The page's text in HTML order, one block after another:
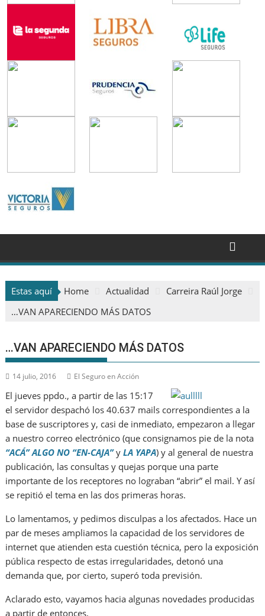
Estas aquí Home Actualidad
Carreira Raúl Jorge
…VAN APARECIENDO MÁS DATOS
…VAN APARECIENDO MÁS DATOS
14 julio, 2016 El Seguro en Acción
El jueves ppdo., a partir de las 15:17
el servidor despachó los 40.637 mails correspondientes a la
base de suscriptores y, casi de inmediato, empezaron a llegar
a nuestro correo electrónico (que consignamos pie de la nota
“ACÁ” ALGO NO “EN-CAJA” yLA YAPA) y al general de nuestra
publicación, las consultas y quejas porque una parte
importante de los receptores no lograban “abrir” el mail. Y así
se repitió el tema en las dos primeras horas.
Lo lamentamos, y pedimos disculpas a los afectados. Hace un
par de meses ampliamos la capacidad de los servidores de
internet que atienden esta cuestión técnica, pero la exposición
pública respecto de estas irregularidades, detonó una
demanda que, por cierto, superó toda previsión.
Aclarado esto, vayamos hacia algunas novedades producidas
a partir de entonces.